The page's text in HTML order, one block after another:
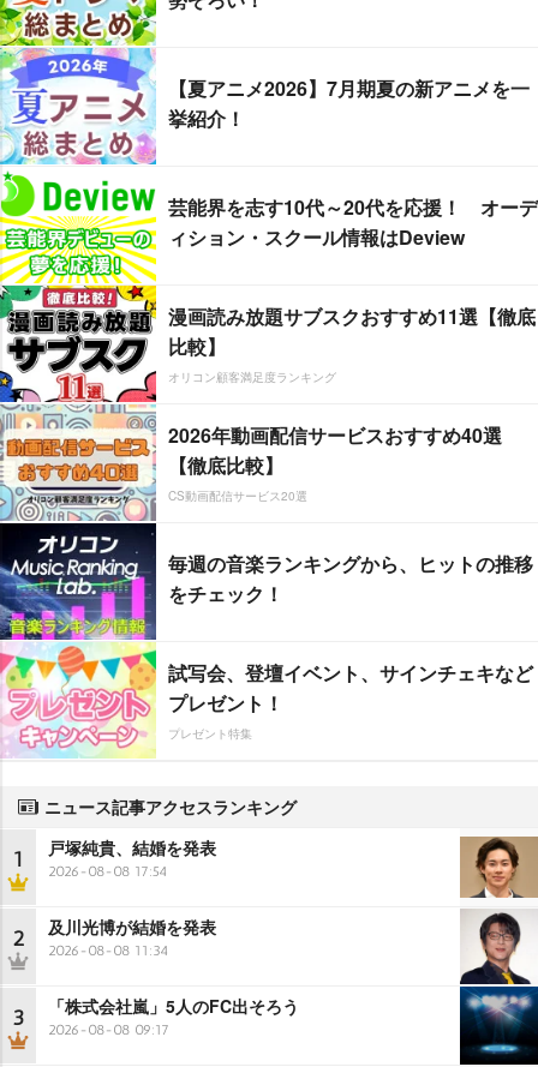
【夏アニメ2026】7月期夏の新アニメを一
挙紹介！
芸能界を志す10代～20代を応援！ オーデ
ィション・スクール情報はDeview
漫画読み放題サブスクおすすめ11選【徹底
比較】
オリコン顧客満足度ランキング
2026年動画配信サービスおすすめ40選
【徹底比較】
CS動画配信サービス20選
毎週の音楽ランキングから、ヒットの推移
をチェック！
試写会、登壇イベント、サインチェキなど
プレゼント！
プレゼント特集
ニュース記事アクセスランキング
1 戸塚純貴、結婚を発表
2026-08-08 17:54
2 及川光博が結婚を発表
2026-08-08 11:34
3 「株式会社嵐」5人のFC出そろう
2026-08-08 09:17